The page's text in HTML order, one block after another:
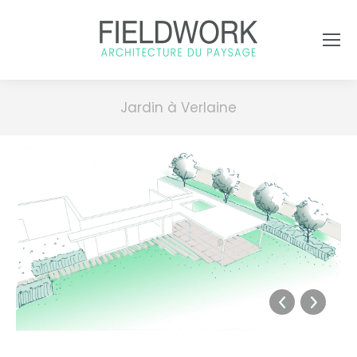
Jardin à Verlaine